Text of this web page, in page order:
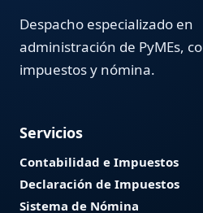
Despacho especializado en
administración de PyMEs,
impuestos y nómina.
Servicios
Contabilidad e Impuestos
Declaración de Impuestos
Sistema de Nómina